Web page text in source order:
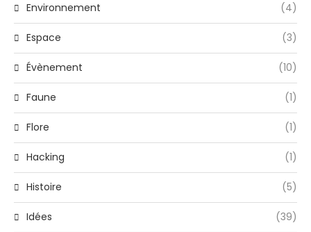
Environnement (4)
Espace (3)
Évènement (10)
Faune (1)
Flore (1)
Hacking (1)
Histoire (5)
Idées (39)